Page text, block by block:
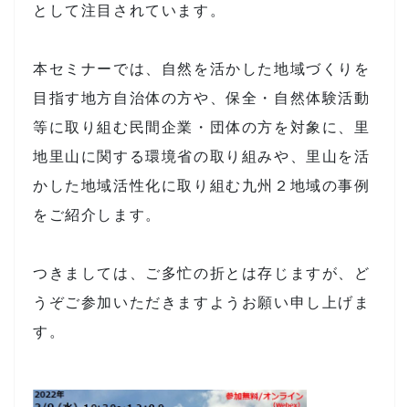
として注目されています。
本セミナーでは、自然を活かした地域づくりを
目指す地方自治体の方や、保全・自然体験活動
等に取り組む民間企業・団体の方を対象に、里
地里山に関する環境省の取り組みや、里山を活
かした地域活性化に取り組む九州２地域の事例
をご紹介します。
つきましては、ご多忙の折とは存じますが、ど
うぞご参加いただきますようお願い申し上げま
す。